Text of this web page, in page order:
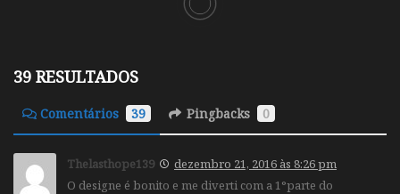
39 RESULTADOS
Comentários 39 Pingbacks 0
Thelasthope139
dezembro 21, 2016 às 8:26 pm
O designe é bonito e me diverti com a 1°parte do